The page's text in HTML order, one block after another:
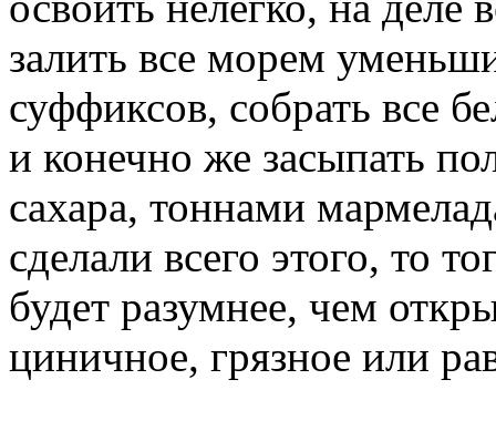
залить все морем
суффиксов, собрать все
и конечно же засыпать
сахара, тоннами
сделали всего этого, то
будет разумнее, чем
циничное, грязное или